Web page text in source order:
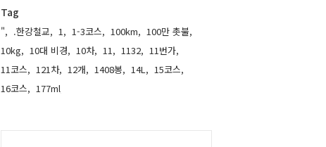
Tag
", .한강철교, 1, 1-3코스, 100km, 100만 촛불,
10kg, 10대 비경, 10차, 11, 1132, 11번가,
11코스, 121차, 12개, 1408봉, 14L, 15코스,
16코스, 177ml,